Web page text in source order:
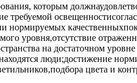
которым
требуемой
нормируемых
уровня,отсутствие
на достаточном
люди;достижение
цвета и